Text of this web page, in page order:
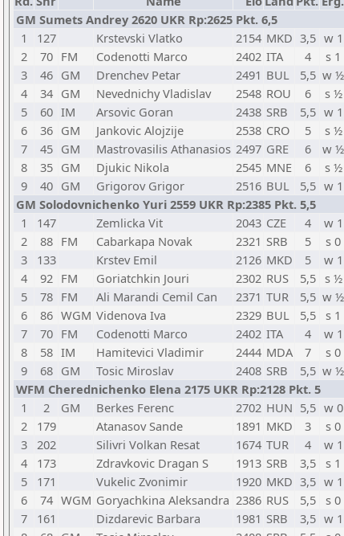
GM Sumets Andrey 2620 UKR Rp:2625 Pkt. 6,5
1
127 Krstevski Vlatko 2154 MKD 3,5 w 1
2
70 FM Codenotti Marco 2402 ITA 4 s 1
3
46 GM Drenchev Petar 2491 BUL 5,5 w ½
4
34 GM Nevednichy Vladislav 2548 ROU 6 s ½
5
60 IM Arsovic Goran 2438 SRB 5,5 w 1
6
36 GM Jankovic Alojzije 2538 CRO 5 s ½
7
45 GM Mastrovasilis Athanasios 2497 GRE 6 w ½
8
35 GM Djukic Nikola 2545 MNE 6 s ½
9
40 GM Grigorov Grigor 2516 BUL 5,5 w 1
GM Solodovnichenko Yuri 2559 UKR Rp:2385 Pkt. 5,5
1
147 Zemlicka Vit 2043 CZE 4 w 1
2
88 FM Cabarkapa Novak 2321 SRB 5 s 0
3
133 Krstev Emil 2126 MKD 5 w 1
4
92 FM Goriatchkin Jouri 2302 RUS 5,5 s ½
5
78 FM Ali Marandi Cemil Can 2371 TUR 5,5 w ½
6
86 WGM Videnova Iva 2329 BUL 5,5 s 1
7
70 FM Codenotti Marco 2402 ITA 4 w 1
8
58 IM Hamitevici Vladimir 2444 MDA 7 s 0
9
68 GM Tosic Miroslav 2408 SRB 5,5 w ½
WFM Cherednichenko Elena 2175 UKR Rp:2128 Pkt. 5
1
2 GM Berkes Ferenc 2702 HUN 5,5 w 0
2
179 Atanasov Sande 1891 MKD 3 s 0
3 202 Silivri Volkan Resat 1674 TUR 4 w 1
4
173 Zdravkovic Dragan S 1913 SRB 3,5 s 1
5
171 Vukelic Zvonimir 1920 MKD 3,5 w 1
6
74 WGM Goryachkina Aleksandra 2386 RUS 5,5 s 0
7
161 Dizdarevic Barbara 1981 SRB 3,5 w 1